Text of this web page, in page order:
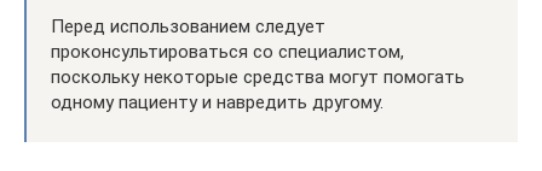
Перед использованием следует
проконсультироваться со специалистом,
поскольку некоторые средства могут помогать
одному пациенту и навредить другому.